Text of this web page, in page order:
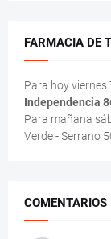
FARMACIA DE
Para hoy viernes
Independencia
Para mañana
Verde - Serrano
COMENTARIOS